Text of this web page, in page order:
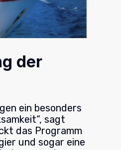
der
ein besonders
sagt
das Programm
und sogar eine